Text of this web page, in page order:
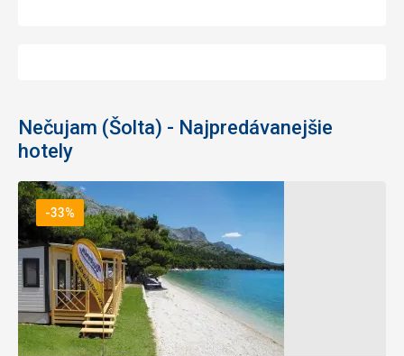
Nečujam (Šolta) - Najpredávanejšie
hotely
-33%